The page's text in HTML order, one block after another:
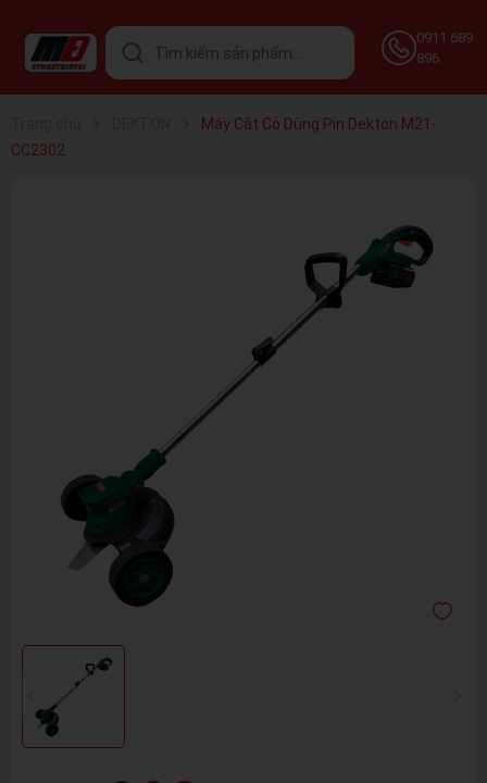
0911 689
896
Máy Cắt Cỏ Dùng Pin Dekton M21-
CC2302